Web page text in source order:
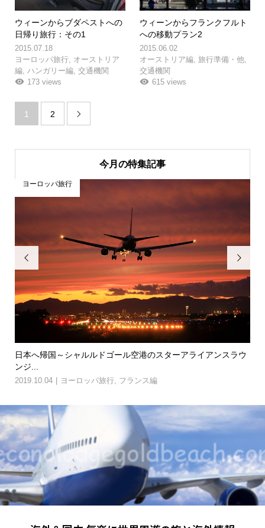
ウィーンからブダペストへの
日帰り旅行：その1
2015.07.18
ヨーロッパ旅行, オーストリア
編, ハンガリー編, 交通機関
173 views
ウィーンからフランクフルト
への移動プラン2
2015.06.02
オーストリア編 ,旅行準備・他
交通機関
615 views
1 2 
今月の特集記事

日本へ帰国～シャルルドゴール空港のスターアライアンスラウ
ンジ...
2019.10.04 ヨーロッパ旅行, フランス編
ヨーロッパ旅行
